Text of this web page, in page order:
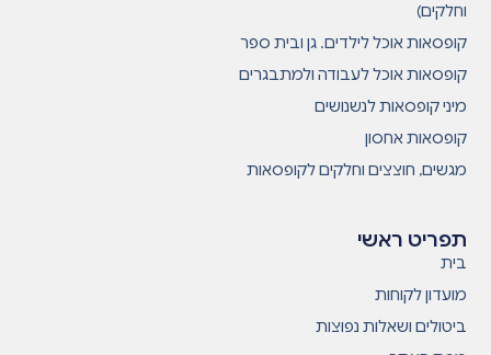
תפריט ראשי
בית
מועדון לקוחות
ביטולים ושאלות נפוצות
וחלקים)
קופסאות אוכל לילדים. גן ובית ספר
קופסאות אוכל לעבודה ולמתבגרים
מיני קופסאות לנשנושים
קופסאות אחסון
מגשים, חוצצים וחלקים לקופסאות